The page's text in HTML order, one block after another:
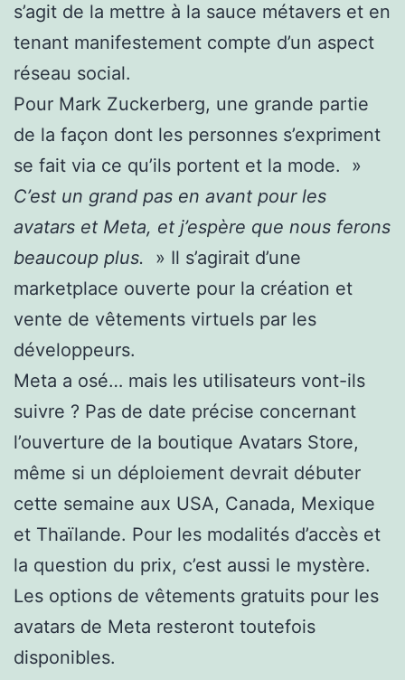
s’agit de la mettre à la sauce métavers et en
tenant manifestement compte d’un aspect
réseau social.
Pour Mark Zuckerberg, une grande partie
de la façon dont les personnes s’expriment
se fait via ce qu’ils portent et la mode. »
C’est un grand pas en avant pour les
avatars et Meta, et j’espère que nous ferons
beaucoup plus. » Il s’agirait d’une
marketplace ouverte pour la création et
vente de vêtements virtuels par les
développeurs.
Meta a osé… mais les utilisateurs vont-ils
suivre ? Pas de date précise concernant
l’ouverture de la boutique Avatars Store,
même si un déploiement devrait débuter
cette semaine aux USA, Canada, Mexique
et Thaïlande. Pour les modalités d’accès et
la question du prix, c’est aussi le mystère.
Les options de vêtements gratuits pour les
avatars de Meta resteront toutefois
disponibles.